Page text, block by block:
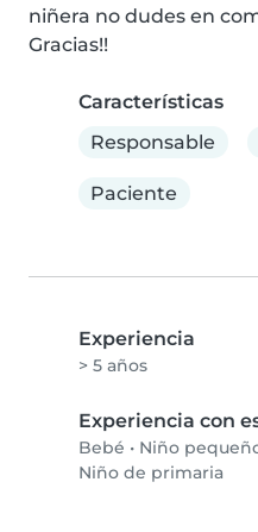
niñera no dudes en
Gracias!!
Características
Responsable
Paciente
Experiencia
> 5 años
Experiencia con
Bebé • Niño
Niño de primaria